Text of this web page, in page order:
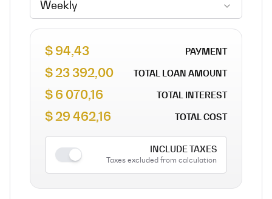
Weekly
PAYMENT
94,43 $
TOTAL LOAN AMOUNT
23 392,00 $
TOTAL INTEREST
6 070,16 $
TOTAL COST
29 462,16 $
INCLUDE TAXES
Taxes excluded from calculation